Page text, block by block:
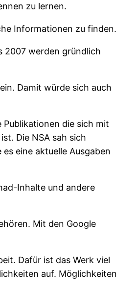
zu lernen.
Informationen zu finden.
2007 werden gründlich
Damit würde sich auch
die sich mit
Die NSA sah sich
eine aktuelle Ausgaben
Inhalte und andere
Mit den Google
Dafür ist das Werk viel
auf. Möglichkeiten